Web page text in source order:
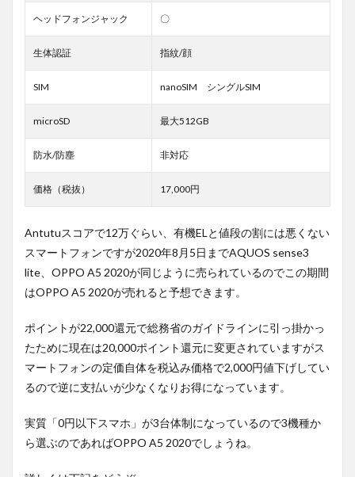
ヘッドフォンジャック 〇
生体認証 指紋/顔
SIM nanoSIM シングルSIM
microSD 最大512GB
防水/防塵 非対応
価格（税抜） 17,000円
Antutuスコアで12万ぐらい、有機ELと値段の割には悪くない
スマートフォンですが2020年8月5日までAQUOS sense3
lite、OPPO A5 2020が同じように売られているのでこの期間
はOPPO A5 2020が売れると予想できます。
ポイントが22,000還元で総務省のガイドラインに引っ掛かっ
たために現在は20,000ポイント還元に変更されていますがス
マートフォンの定価自体を税込み価格で2,000円値下げしてい
るので逆に支払いが少なくなりお得になっています。
実質「0円以下スマホ」が3台体制になっているので3機種か
ら選ぶのであればOPPO A5 2020でしょうね。